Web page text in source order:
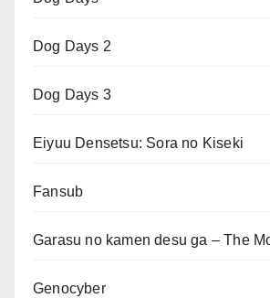
Dog Days 2
Dog Days 3
Eiyuu Densetsu: Sora no Kiseki
Fansub
Garasu no kamen desu ga – The
Genocyber